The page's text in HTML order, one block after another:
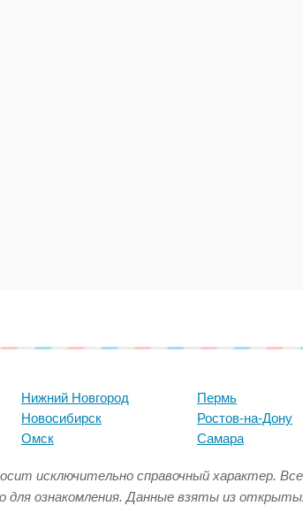
Нижний Новгород
Новосибирск
Омск
Пермь
Ростов-на-Дону
Самара
исключительно справочный характер.
для ознакомления. Данные взяты из